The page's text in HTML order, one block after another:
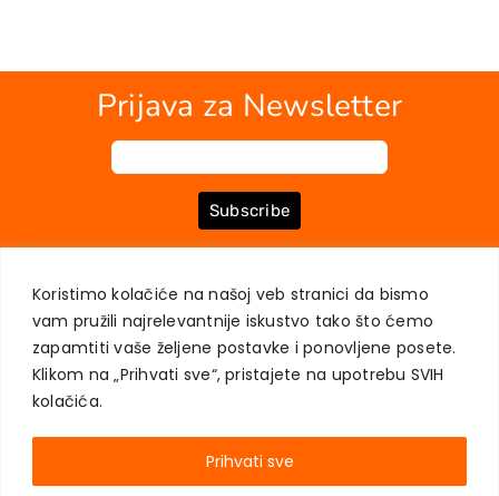
Koristimo kolačiće na našoj veb stranici da bismo
vam pružili najrelevantnije iskustvo tako što ćemo
zapamtiti vaše željene postavke i ponovljene posete.
Klikom na „Prihvati sve“, pristajete na upotrebu SVIH
kolačića.
Prihvati sve
Prijava za Newsletter
Subscribe
MOJ NALOG
ZAŠTITA PRIVATNOSTI KORISNIKA
AKADEMSKA KNJIGA © 2023